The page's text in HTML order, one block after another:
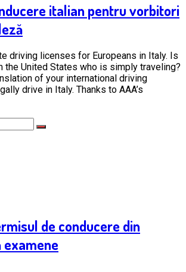
italian pentru vorbitori
driving licenses for Europeans in Italy. Is
the United States who is simply traveling?
of your international driving
drive in Italy. Thanks to AAA’s
de conducere din
examene